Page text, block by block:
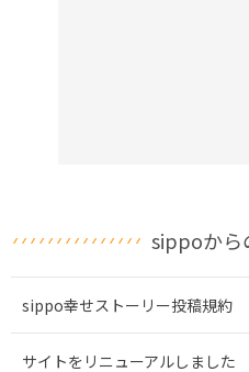
sippoから
sippo幸せストーリー投稿規約
サイトをリニューアルしました